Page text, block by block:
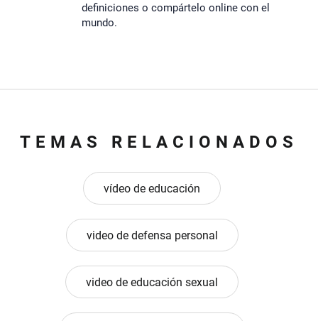
definiciones o compártelo online con el
mundo.
TEMAS RELACIONADOS
vídeo de educación
video de defensa personal
video de educación sexual